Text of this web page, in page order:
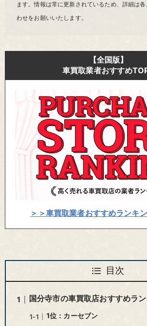
ます。情報は常に更新されているため、詳細は
わせをお願いいたします。
【全国版】
車買取業者おすすめ
＞＞車買取業者おすすめランキ
目次
国分寺市の車買取店おすすめラ
1位：カーセブン